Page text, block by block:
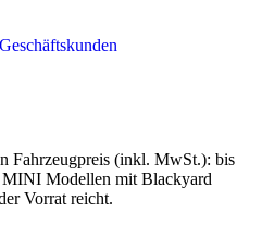
Fahrzeugpreis (inkl. MwSt.): bis
Modellen mit Blackyard
Vorrat reicht.